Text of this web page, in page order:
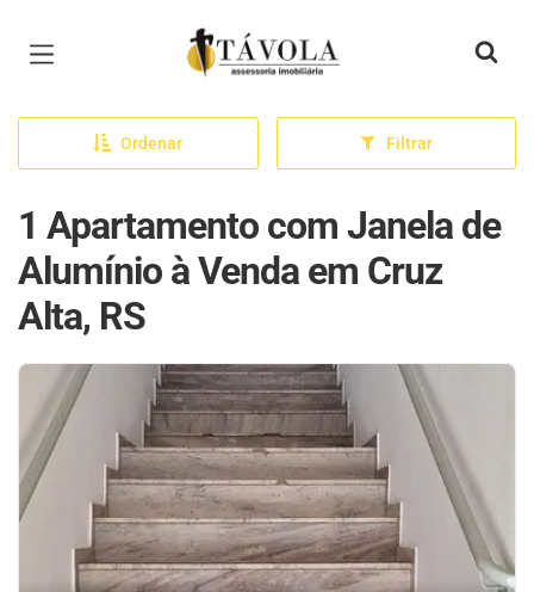
Página inicial
Ordenar Filtrar
1 Apartamento com Janela de
Alumínio à Venda em Cruz
Alta, RS